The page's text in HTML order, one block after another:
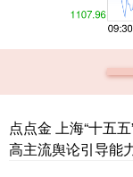
点点金 上海“十五
高主流舆论引导能